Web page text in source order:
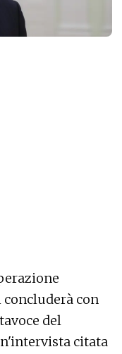
con
del
citata